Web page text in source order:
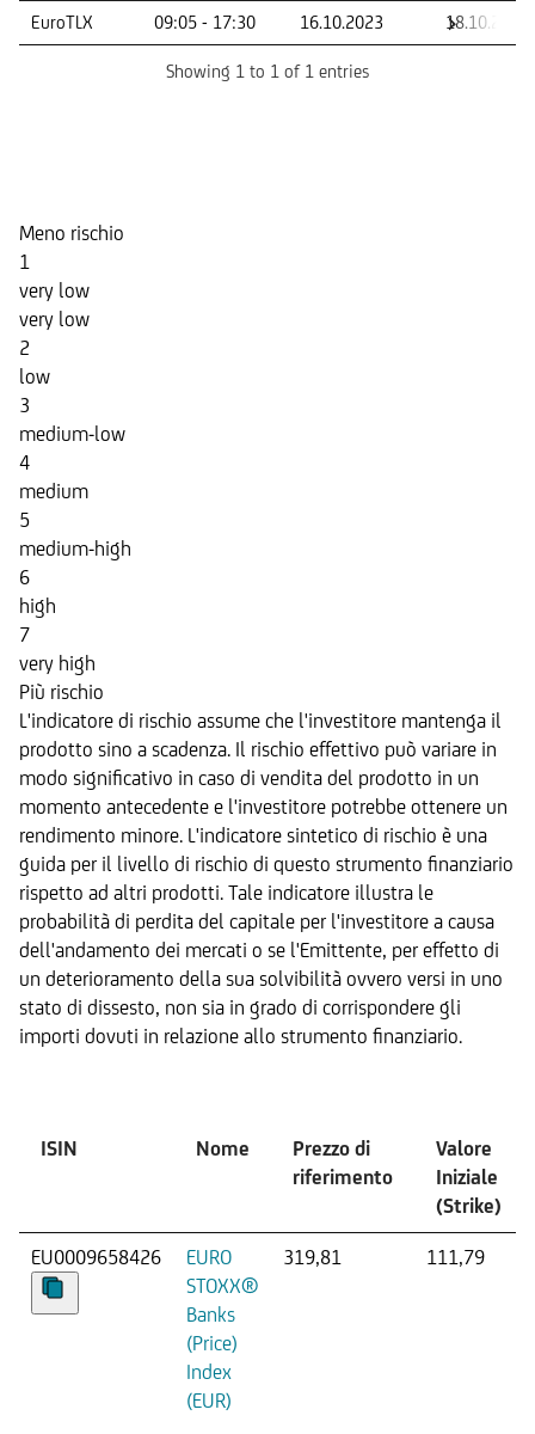
Mercato -
Orario di
Primo giorno
negoziazione
Ultimo
EuroTLX 09:05 - 17:30 16.10.2023 18.10.2028
Showing 1 to 1 of 1 entries
Meno rischio
1
very low
very low
2
low
3
medium-low
4
medium
5
medium-high
6
high
7
very high
Più rischio
L'indicatore di rischio assume che l'investitore mantenga il
prodotto sino a scadenza. Il rischio effettivo può variare in
modo significativo in caso di vendita del prodotto in un
momento antecedente e l'investitore potrebbe ottenere un
rendimento minore. L'indicatore sintetico di rischio è una
guida per il livello di rischio di questo strumento finanziario
rispetto ad altri prodotti. Tale indicatore illustra le
probabilità di perdita del capitale per l'investitore a causa
dell'andamento dei mercati o se l'Emittente, per effetto di
un deterioramento della sua solvibilità ovvero versi in uno
stato di dissesto, non sia in grado di corrispondere gli
importi dovuti in relazione allo strumento finanziario.
ISIN Nome
Prezzo di
riferimento
Valore
Iniziale
(Strike)
EU0009658426
EURO
STOXX®
Banks
(Price)
Index
(EUR)
319,81 111,79